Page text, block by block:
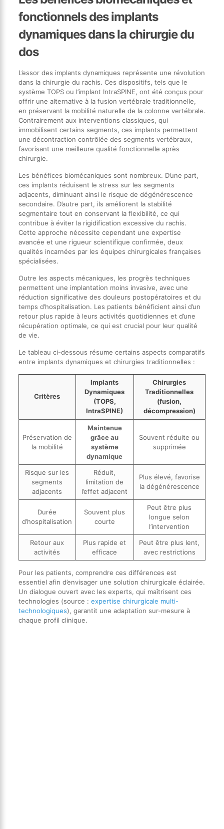
fonctionnels des implants
dynamiques dans la chirurgie du
dos
L’essor des implants dynamiques représente une révolution
dans la chirurgie du rachis. Ces dispositifs, tels que le
système TOPS ou l’implant IntraSPINE, ont été conçus pour
offrir une alternative à la fusion vertébrale traditionnelle,
en préservant la mobilité naturelle de la colonne vertébrale.
Contrairement aux interventions classiques, qui
immobilisent certains segments, ces implants permettent
une décontraction contrôlée des segments vertébraux,
favorisant une meilleure qualité fonctionnelle après
chirurgie.
Les bénéfices biomécaniques sont nombreux. D’une part,
ces implants réduisent le stress sur les segments
adjacents, diminuant ainsi le risque de dégénérescence
secondaire. D’autre part, ils améliorent la stabilité
segmentaire tout en conservant la flexibilité, ce qui
contribue à éviter la rigidification excessive du rachis.
Cette approche nécessite cependant une expertise
avancée et une rigueur scientifique confirmée, deux
qualités incarnées par les équipes chirurgicales françaises
spécialisées.
Outre les aspects mécaniques, les progrès techniques
permettent une implantation moins invasive, avec une
réduction significative des douleurs postopératoires et du
temps d’hospitalisation. Les patients bénéficient ainsi d’un
retour plus rapide à leurs activités quotidiennes et d’une
récupération optimale, ce qui est crucial pour leur qualité
de vie.
Le tableau ci-dessous résume certains aspects comparatifs
entre implants dynamiques et chirurgies traditionnelles :
Critères
Implants
Dynamiques
(TOPS,
IntraSPINE)
Chirurgies
Traditionnelles
(fusion,
décompression)
Préservation de
la mobilité
Maintenue
grâce au
système
dynamique
Souvent réduite ou
supprimée
Risque sur les
segments
adjacents
Réduit,
limitation de
l’effet adjacent
Plus élevé, favorise
la dégénérescence
Durée
d’hospitalisation
Souvent plus
courte
Peut être plus
longue selon
l’intervention
Retour aux
activités
Plus rapide et
efficace
Peut être plus lent,
avec restrictions
Pour les patients, comprendre ces différences est
essentiel afin d’envisager une solution chirurgicale éclairée.
Un dialogue ouvert avec les experts, qui maîtrisent ces
technologies (source : expertise chirurgicale multi-
technologiques), garantit une adaptation sur-mesure à
chaque profil clinique.